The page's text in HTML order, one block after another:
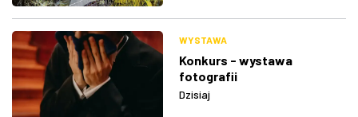
WYSTAWA
Konkurs - wystawa
fotografii
Dzisiaj